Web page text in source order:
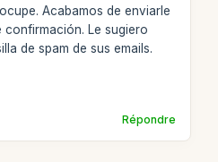
Acabamos de enviarle
confirmación. Le sugiero
de spam de sus emails.
Répondre